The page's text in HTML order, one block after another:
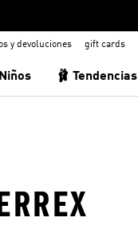
y devoluciones gift cards
Niños 🩰 Tendencias